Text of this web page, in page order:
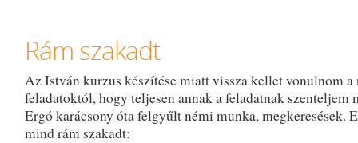
Rám szakadt
Az István kurzus készítése miatt vissza kellet vonulnom a
feladatoktól, hogy teljesen annak a feladatnak szenteljem
Ergó karácsony óta felgyűlt némi munka, megkeresések.
mind rám szakadt: